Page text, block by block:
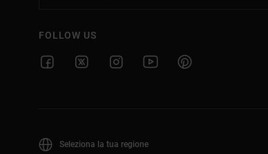
FOLLOW US
Seleziona la tua regione